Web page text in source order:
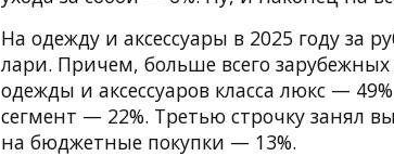
На одежду и аксессуары в 2025 году за
лари. Причем, больше всего
одежды и аксессуаров класса люкс —
сегмент — 22%. Третью строчку занял
на бюджетные покупки — 13%.